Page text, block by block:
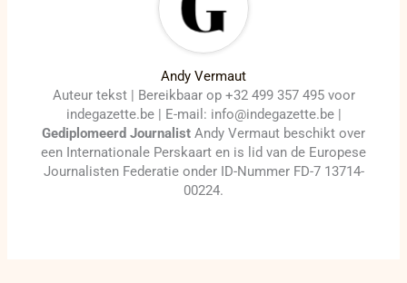
Andy Vermaut
Auteur tekst | Bereikbaar op +32 499 357 495 voor
indegazette.be | E-mail: info@indegazette.be |
Gediplomeerd Journalist Andy Vermaut beschikt over
een Internationale Perskaart en is lid van de Europese
Journalisten Federatie onder ID-Nummer FD-7 13714-
00224.